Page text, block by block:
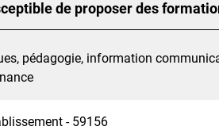
de proposer des
pédagogie, information
- 59156